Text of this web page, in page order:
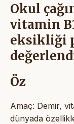
Okul
vitamin
eksikliği
Öz
Amaç: Demir,
dünyada